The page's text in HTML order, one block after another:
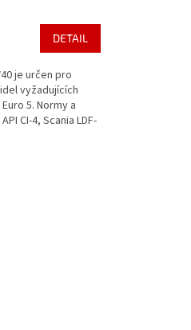
DETAIL
je určen pro
vyžadujících
5. Normy a
CI-4, Scania LDF-